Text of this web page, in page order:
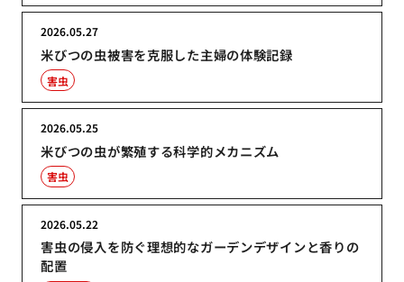
米びつの虫被害を克服した主婦の体験記録
2026.05.27
害虫
米びつの虫が繁殖する科学的メカニズム
2026.05.25
害虫
害虫の侵入を防ぐ理想的なガーデンデザインと香りの
配置
2026.05.22